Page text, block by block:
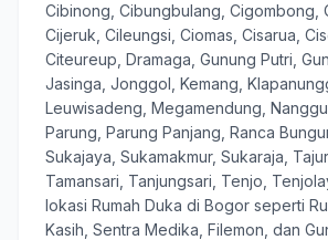
Cibinong, Cibungbulang, Cigombong,
Cijeruk, Cileungsi, Ciomas, Cisarua,
Citeureup, Dramaga, Gunung Putri,
Jasinga, Jonggol, Kemang,
Leuwisadeng, Megamendung,
Parung, Parung Panjang, Ranca
Sukajaya, Sukamakmur, Sukaraja,
Tamansari, Tanjungsari, Tenjo,
lokasi Rumah Duka di Bogor seperti
Kasih, Sentra Medika, Filemon, dan